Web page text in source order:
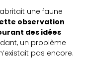
une faune
observation
des idées
un problème
pas encore.